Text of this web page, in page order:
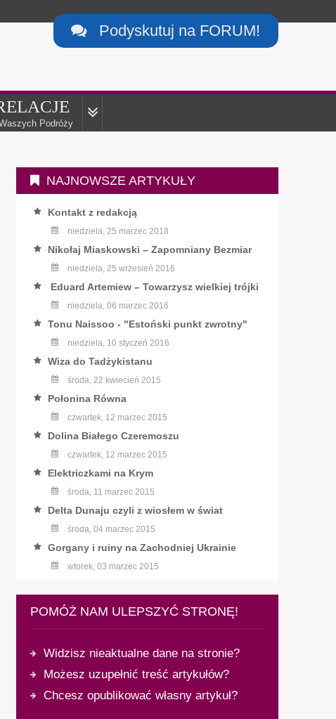
 Podyskutuj na FORUM!
Podróży
NAJNOWSZE ARTYKUŁY
Kontakt z redakcją
niedziela, 25 marzec 2018
Nikołaj Miaskowski – Zapomniany Bezmiar
niedziela, 25 wrzesień 2016
Eduard Artemiew – Towarzysz wielkiej trójki
niedziela, 06 marzec 2016
Tonu Naissoo - "Estoński punkt zwrotny"
niedziela, 10 styczeń 2016
Wiza do Tadżykistanu
środa, 22 kwiecień 2015
Połonina Równa
czwartek, 12 marzec 2015
Dolina Białego Czeremoszu
czwartek, 12 marzec 2015
Elektriczkami na Krym
środa, 11 marzec 2015
Delta Dunaju czyli z wiosłem w świat
środa, 04 marzec 2015
Gorgany i ruiny na Zachodniej Ukrainie
wtorek, 03 marzec 2015
POMÓŻ NAM ULEPSZYĆ STRONĘ!
Widzisz nieaktualne dane na stronie?
Możesz uzupełnić treść artykułów?
Chcesz opublikować własny artykuł?